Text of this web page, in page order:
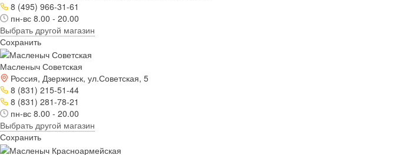
8 (495) 966-31-61
пн-вс 8.00 - 20.00
Выбрать другой магазин
Сохранить
Масленыч Советская
Россия, Дзержинск, ул.Советская, 5
8 (831) 215-51-44
8 (831) 281-78-21
пн-вс 8.00 - 20.00
Выбрать другой магазин
Сохранить